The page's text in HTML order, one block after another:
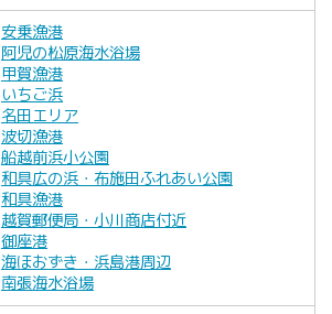
安乗漁港
阿児の松原海水浴場
甲賀漁港
いちご浜
名田エリア
波切漁港
船越前浜小公園
和具広の浜・布施田ふれあい公園
和具漁港
越賀郵便局・小川商店付近
御座港
海ほおずき・浜島港周辺
南張海水浴場